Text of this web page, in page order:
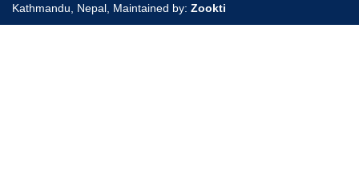
Kathmandu, Nepal, Maintained by: Zookti